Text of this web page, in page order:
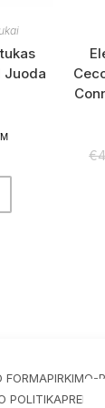
Juoda
€
FORMAPIRKIMO-
POLITIKAPREKIŲ